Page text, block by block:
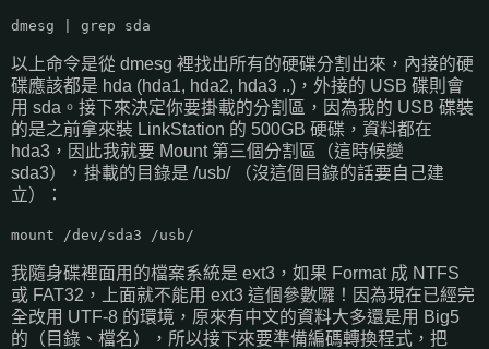
dmesg | grep sda
以上命令是從 dmesg 裡找出所有的硬碟分割出來，內接的硬
碟應該都是 hda (hda1, hda2, hda3 ..)，外接的 USB 碟則會
用 sda。接下來決定你要掛載的分割區，因為我的 USB 碟裝
的是之前拿來裝 LinkStation 的 500GB 硬碟，資料都在
hda3，因此我就要 Mount 第三個分割區（這時候變
sda3），掛載的目錄是 /usb/ （沒這個目錄的話要自己建
立）：
mount /dev/sda3 /usb/
我隨身碟裡面用的檔案系統是 ext3，如果 Format 成 NTFS
或 FAT32，上面就不能用 ext3 這個參數囉！因為現在已經完
全改用 UTF-8 的環境，原來有中文的資料大多還是用 Big5
的（目錄、檔名），所以接下來要準備編碼轉換程式，把